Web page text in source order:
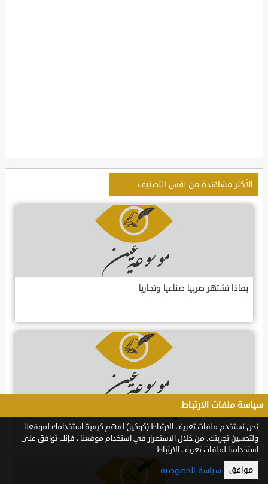
الأكثر مشاهدة من نفس التصنيف
بماذا تشتهر صربيا صناعيا وتجاريا
ماأسماء العصابات في ايطاليا وأثرها عليا
سياسة ملفات الارتباط
نحن نستخدم ملفات تعريف الارتباط (كوكيز) لفهم كيفية استخدامك لموقعنا
ولتحسين تجربتك. من خلال الاستمرار في استخدام موقعنا ، فإنك توافق على
استخدامنا لملفات تعريف الارتباط.
موافق سياسة الخصوصية